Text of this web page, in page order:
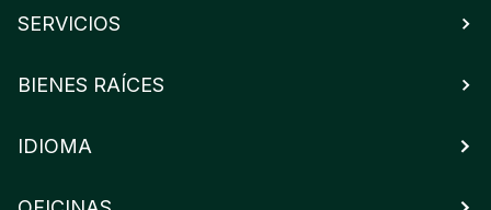
SERVICIOS
BIENES RAÍCES
IDIOMA